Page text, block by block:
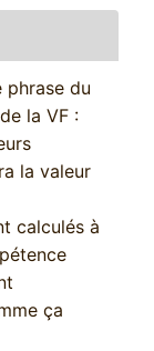
phrase du
la VF :
la valeur
calculés à
ça